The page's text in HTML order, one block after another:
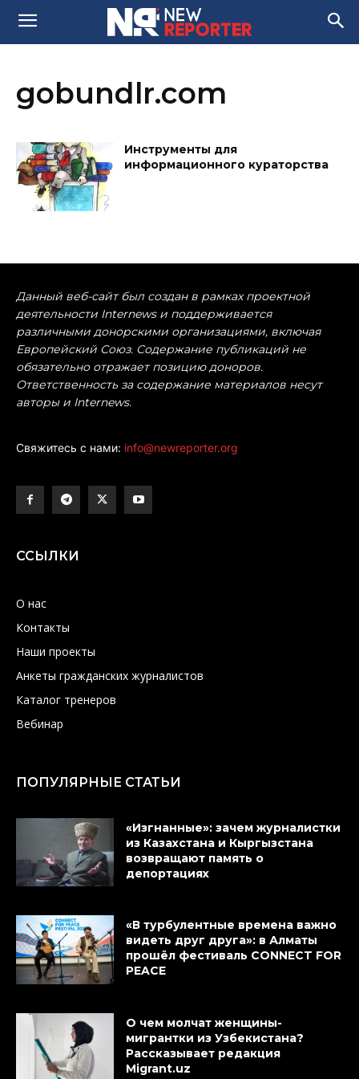
gobundlr.com
Инструменты для
информационного кураторства
Данный веб-сайт был создан в рамках проектной
деятельности Internews и поддерживается
различными донорскими организациями, включая
Европейский Союз. Содержание публикаций не
обязательно отражает позицию доноров.
Ответственность за содержание материалов несут
авторы и Internews.
Свяжитесь с нами: info@newreporter.org
ССЫЛКИ
О нас
Контакты
Наши проекты
Анкеты гражданских журналистов
Каталог тренеров
Вебинар
ПОПУЛЯРНЫЕ СТАТЬИ
«Изгнанные»: зачем журналистки
из Казахстана и Кыргызстана
возвращают память о
депортациях
«В турбулентные времена важно
видеть друг друга»: в Алматы
прошёл фестиваль CONNECT FOR
PEACE
О чем молчат женщины-
мигрантки из Узбекистана?
Рассказывает редакция
Migrant.uz